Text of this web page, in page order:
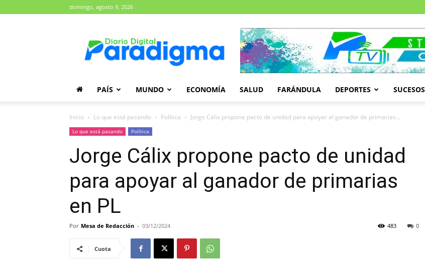
domingo, agosto 9, 2026
Paradigma
PAÍS MUNDO ECONOMÍA SALUD FARÁNDULA DEPORTES SUCESOS
Inicio Lo que está pasando Política Jorge Cálix propone pacto de unidad para apoyar al ganador de primarias...
Lo que está pasando Política
Jorge Cálix propone pacto de unidad
para apoyar al ganador de primarias
en PL
Por Mesa de Redacción - 03/12/2024 0
483
Cuota